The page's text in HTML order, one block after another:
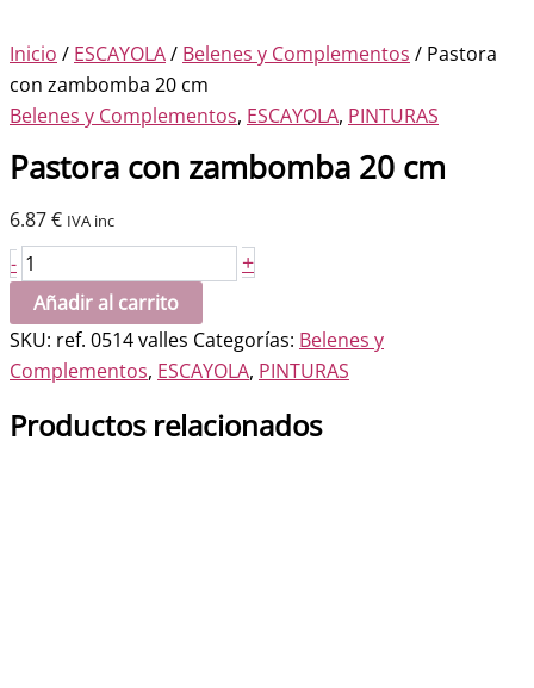
Inicio / ESCAYOLA/ Belenes y Complementos / Pastora
con zambomba 20 cm
Belenes y Complementos, ESCAYOLA, PINTURAS
Pastora con zambomba 20 cm
6.87€ IVA inc
- Pastora
con
zambomba
20
cm
cantidad
+
Añadir al carrito
SKU: ref. 0514 valles Categorías: Belenes y
Complementos, ESCAYOLA, PINTURAS
Productos relacionados